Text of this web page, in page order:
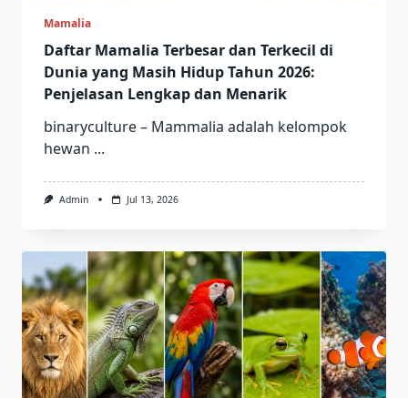
Mamalia
Daftar Mamalia Terbesar dan Terkecil di
Dunia yang Masih Hidup Tahun 2026:
Penjelasan Lengkap dan Menarik
binaryculture – Mammalia adalah kelompok
hewan ...
Admin Jul 13, 2026